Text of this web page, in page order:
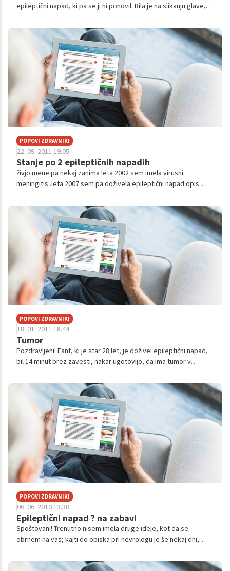
epileptični napad, ki pa se ji ni ponovil. Bila je na slikanju glave,
POPOVI ZDRAVNIKI
22. 09. 2011 19.05
Stanje po 2 epileptičnih napadih
živjo mene pa nekaj zanima leta 2002 sem imela virusni
meningitis .leta 2007 sem pa doživela epileptični napad.opis
zgodaj.dopoldne sem imel...
POPOVI ZDRAVNIKI
18. 01. 2011 18.44
Tumor
Pozdravljeni! Fant, ki je star 28 let, je doživel epileptični napad,
bil 14 minut brez zavesti, nakar ugotovijo, da ima tumor v
WH...
POPOVI ZDRAVNIKI
06. 06. 2010 13.38
Epileptični napad ? na zabavi
Spoštovani! Trenutno nisem imela druge ideje, kot da se
obrnem na vas; kajti do obiska pri nevrologu je še nekaj dni,
prisostvovala na z...